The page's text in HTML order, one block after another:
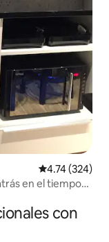
Calificación
4.74 (324)
en el tiempo
con